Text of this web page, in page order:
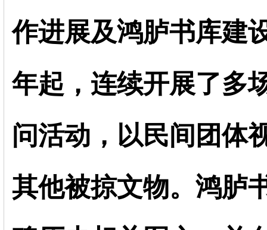
作进展及鸿胪书库建
年起，连续开展了多
问活动，以民间团体
其他被掠文物。鸿胪